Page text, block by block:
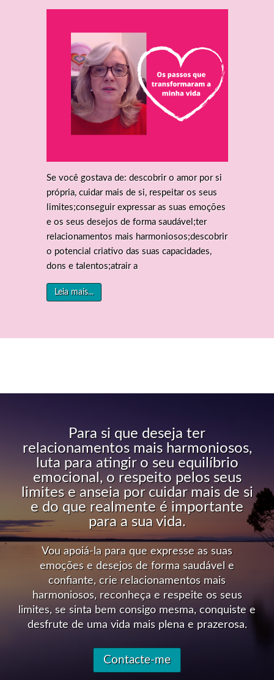
Se você gostava de: descobrir o amor por si
própria, cuidar mais de si, respeitar os seus
limites;conseguir expressar as suas emoções
e os seus desejos de forma saudável;ter
relacionamentos mais harmoniosos;descobrir
o potencial criativo das suas capacidades,
dons e talentos;atrair a
Leia mais...
Para si que deseja ter
relacionamentos mais harmoniosos,
luta para atingir o seu equilíbrio
emocional, o respeito pelos seus
limites e anseia por cuidar mais de si
e do que realmente é importante
para a sua vida.
Vou apoiá-la para que expresse as suas
emoções e desejos de forma saudável e
confiante, crie relacionamentos mais
harmoniosos, reconheça e respeite os seus
limites, se sinta bem consigo mesma, conquiste e
desfrute de uma vida mais plena e prazerosa.
Contacte-me